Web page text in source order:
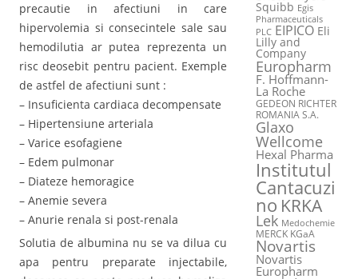
precautie in afectiuni in care
hipervolemia si consecintele sale sau
hemodilutia ar putea reprezenta un
risc deosebit pentru pacient. Exemple
de astfel de afectiuni sunt :
– Insuficienta cardiaca decompensate
– Hipertensiune arteriala
– Varice esofagiene
– Edem pulmonar
– Diateze hemoragice
– Anemie severa
– Anurie renala si post-renala
Solutia de albumina nu se va dilua cu
apa pentru preparate injectabile,
Squibb Egis
Pharmaceuticals
PLC EIPICO Eli
Lilly and
Company
Europharm
F. Hoffmann-
La Roche
GEDEON RICHTER
ROMANIA S.A.
Glaxo
Wellcome
Hexal Pharma
Institutul
Cantacuzi
no KRKA
Lek Medochemie
MERCK KGaA
Novartis
Novartis
Europharm